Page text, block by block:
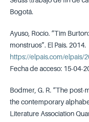
Bogotá.
Ayuso, Rocío. “Tim
monstruos”. El País. 2014.
https://elpais.com/elpais/
Fecha de acceso: 15-04-
Bodmer, G. R. “The
the contemporary
Literature Association